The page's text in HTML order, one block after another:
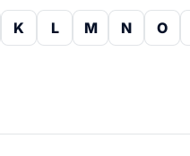
K L M N O